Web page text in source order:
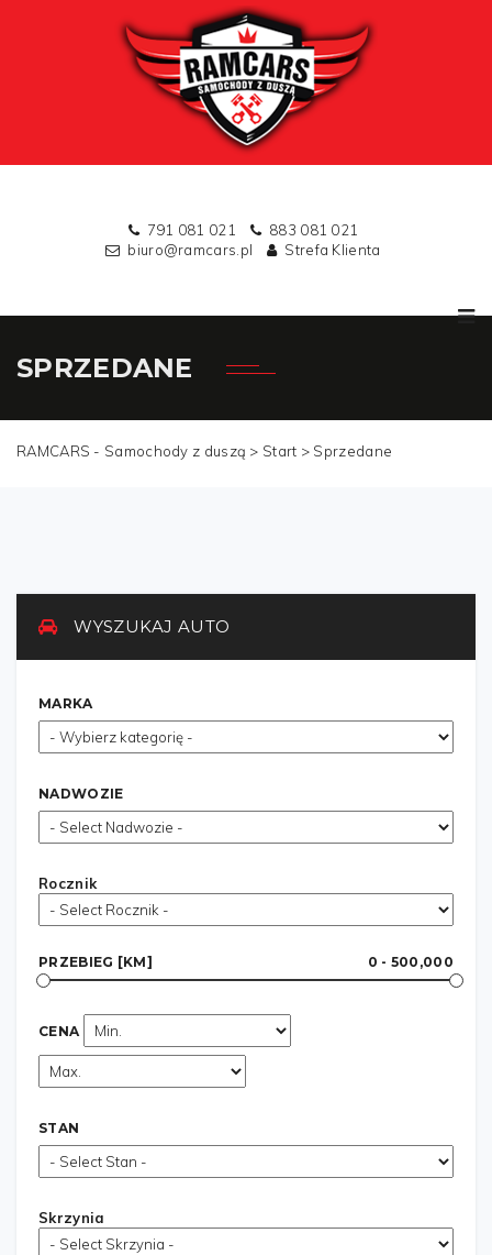
791 081 021
883 081 021
biuro@ramcars.pl
Strefa Klienta
SPRZEDANE
RAMCARS - Samochody z duszą > Start > Sprzedane
WYSZUKAJ AUTO
MARKA
NADWOZIE
Rocznik
PRZEBIEG [KM] 0 - 500,000
CENA
STAN
Skrzynia